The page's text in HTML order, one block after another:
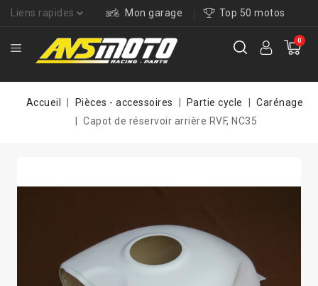
Liens rapides Mon garage Top 50 motos
0
Accueil Pièces - accessoires Partie cycle
Carénage
Capot de réservoir arrière RVF, NC35